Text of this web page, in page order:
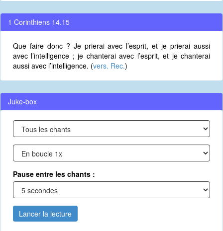
1 Corinthiens 14.15
Que faire donc ? Je prierai avec l’esprit, et je prierai aussi
avec l’intelligence ; je chanterai avec l’esprit, et je chanterai
aussi avec l’intelligence. (vers. Rec.)
Juke-box
Pause entre les chants :
Lancer la lecture